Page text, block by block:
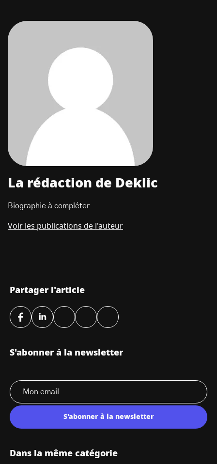
La rédaction de Deklic
Biographie à compléter
Voir les publications de l'auteur
Partager l'article
S'abonner à la newsletter
S'abonner à la newsletter
Dans la même catégorie